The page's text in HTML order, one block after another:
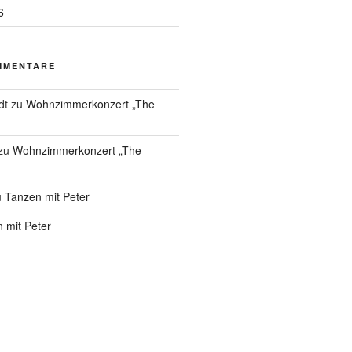
zu Wohnzimmerkonzert „The
Wohnzimmerkonzert „The
Tanzen mit Peter
mit Peter